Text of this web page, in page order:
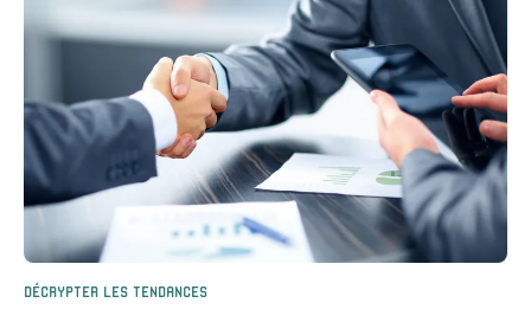
Décrypter les tendances